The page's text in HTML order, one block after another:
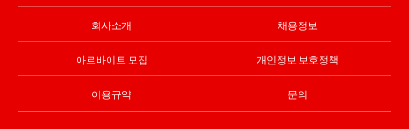
회사소개 채용정보
아르바이트 모집 개인정보 보호정책
이용규약 문의